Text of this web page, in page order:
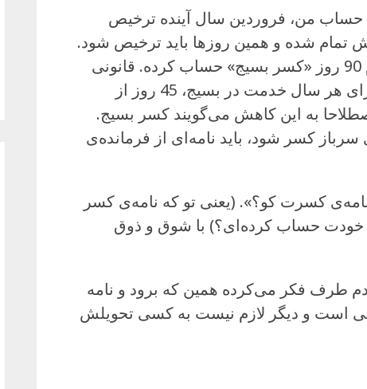
من، فروردین سال آینده ترخیص
شده و همین روزها باید ترخیص شود.
نگاهی به تخمین خودش انداختم و دیدم 90 روز «کسر بسیج» حساب کرده. قانونی
هست که می‌گوید بسیجیان فعال، به ازای هر سال خدمت در بسیج، 45 روز از
به این کاهش می‌گویند کسر بسیج.
کسر شود، باید نامه‌ای از فرمانده‌ی
کسرت کو؟». (یعنی تو که نامه‌ی کسر
چرا 90 روز برای خودت حساب کرده‌ای؟) با شوق و ذوق
طرف فکر می‌کرده همین که برود و نامه
است و دیگر لازم نیست به کسی تحویلش